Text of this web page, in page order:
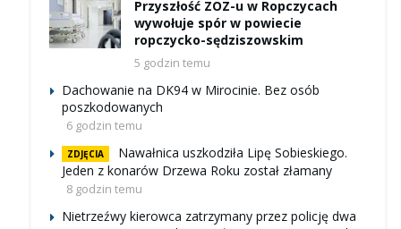
Przyszłość ZOZ-u w Ropczycach
wywołuje spór w powiecie
ropczycko-sędziszowskim
5 godzin temu
Dachowanie na DK94 w Mirocinie. Bez osób
poszkodowanych
6 godzin temu
ZDJĘCIA
Nawałnica uszkodziła Lipę Sobieskiego.
Jeden z konarów Drzewa Roku został złamany
8 godzin temu
Nietrzeźwy kierowca zatrzymany przez policję dwa